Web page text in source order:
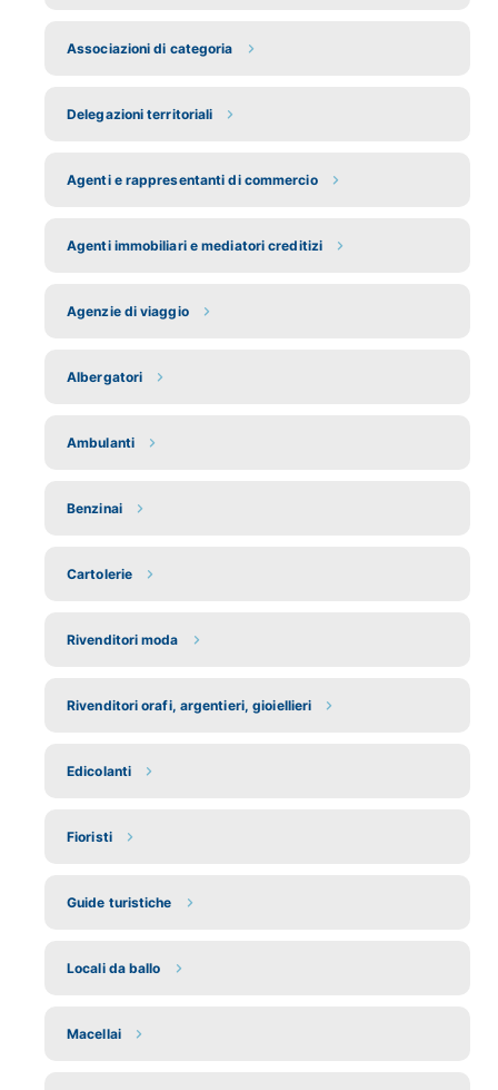
Associazioni di categoria
Delegazioni territoriali
Agenti e rappresentanti di commercio
Agenti immobiliari e mediatori creditizi
Agenzie di viaggio
Albergatori
Ambulanti
Benzinai
Cartolerie
Rivenditori moda
Rivenditori orafi, argentieri, gioiellieri
Edicolanti
Fioristi
Guide turistiche
Locali da ballo
Macellai